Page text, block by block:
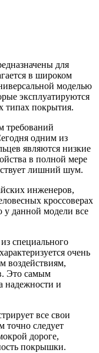
для
в широком
моделью
эксплуатируются
типах покрытия.
требований
одним из
являются низкие
в полной мере
лишний шум.
инженеров,
кроссоверах
у данной модели все
специального
очень
воздействиям,
Это самым
надежности и
все свои
следует
дороге,
покрышки.